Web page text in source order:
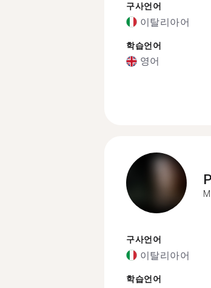
구사언어
이탈리아어
학습언어
영어
구사언어
이탈리아어
학습언어